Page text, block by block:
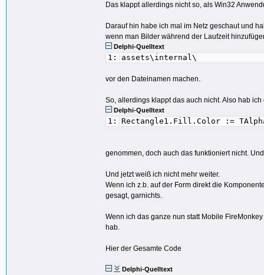
Das klappt allerdings nicht so, als Win32
Darauf hin habe ich mal im Netz geschaut und
wenn man Bilder während der Laufzeit
Delphi-Quelltext
1: assets\internal\
vor den Dateinamen machen.
So, allerdings klappt das auch nicht. Also hab
Delphi-Quelltext
1: Rectangle1.Fill.Color :=
genommen, doch auch das funktioniert nicht.
Und jetzt weiß ich nicht mehr weiter.
Wenn ich z.b. auf der Form direkt die
gesagt, garnichts.
Wenn ich das ganze nun statt Mobile
hab.
Hier der Gesamte Code
Delphi-Quelltext